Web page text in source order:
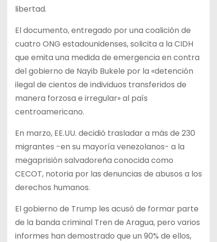
libertad.
El documento, entregado por una coalición de
cuatro ONG estadounidenses, solicita a la CIDH
que emita una medida de emergencia en contra
del gobierno de Nayib Bukele por la «detención
ilegal de cientos de individuos transferidos de
manera forzosa e irregular» al país
centroamericano.
En marzo, EE.UU. decidió trasladar a más de 230
migrantes -en su mayoría venezolanos- a la
megaprisión salvadoreña conocida como
CECOT, notoria por las denuncias de abusos a los
derechos humanos.
El gobierno de Trump les acusó de formar parte
de la banda criminal Tren de Aragua, pero varios
informes han demostrado que un 90% de ellos,